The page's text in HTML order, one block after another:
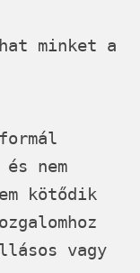
minket a
nem
kötődik
vagy